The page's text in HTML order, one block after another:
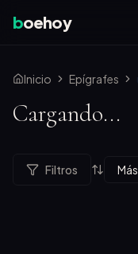
boehoy
Inicio Epígrafes
Cargando...
Filtros